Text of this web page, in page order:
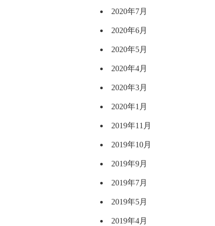
2020年7月
2020年6月
2020年5月
2020年4月
2020年3月
2020年1月
2019年11月
2019年10月
2019年9月
2019年7月
2019年5月
2019年4月